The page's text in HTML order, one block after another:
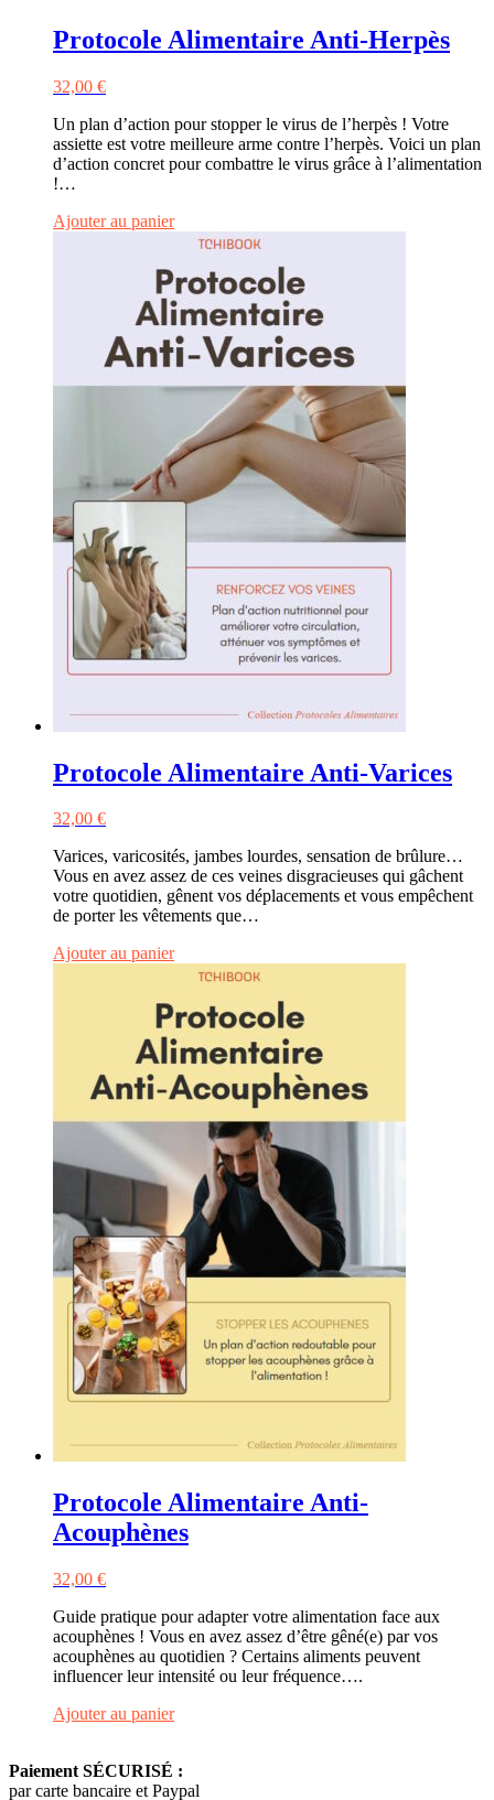
Protocole Alimentaire Anti-Herpès
32,00 €
Un plan d’action pour stopper le virus de l’herpès ! Votre
assiette est votre meilleure arme contre l’herpès. Voici un plan
d’action concret pour combattre le virus grâce à l’alimentation
!…
Ajouter au panier
Protocole Alimentaire Anti-Varices
32,00 €
Varices, varicosités, jambes lourdes, sensation de brûlure…
Vous en avez assez de ces veines disgracieuses qui gâchent
votre quotidien, gênent vos déplacements et vous empêchent
de porter les vêtements que…
Ajouter au panier
Protocole Alimentaire Anti-
Acouphènes
32,00 €
Guide pratique pour adapter votre alimentation face aux
acouphènes ! Vous en avez assez d’être gêné(e) par vos
acouphènes au quotidien ? Certains aliments peuvent
influencer leur intensité ou leur fréquence….
Ajouter au panier
Paiement SÉCURISÉ :
par carte bancaire et Paypal